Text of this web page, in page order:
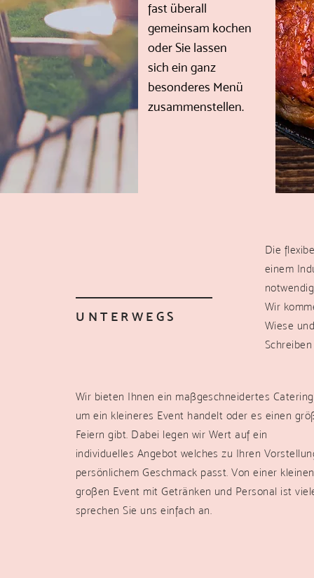
fast überall
gemeinsam kochen
oder Sie lassen
sich ein ganz
besonderes Menü
zusammenstellen.
UNTERWEGS
Die
einem
Wir
Wiese
Wir bieten Ihnen ein maßgeschneidertes
um ein kleineres Event handelt oder es einen
Feiern gibt. Dabei legen wir Wert auf ein
individuelles Angebot welches zu Ihren
persönlichem Geschmack passt. Von einer
großen Event mitGetränken und Personal ist
sprechen Sie uns einfach an.